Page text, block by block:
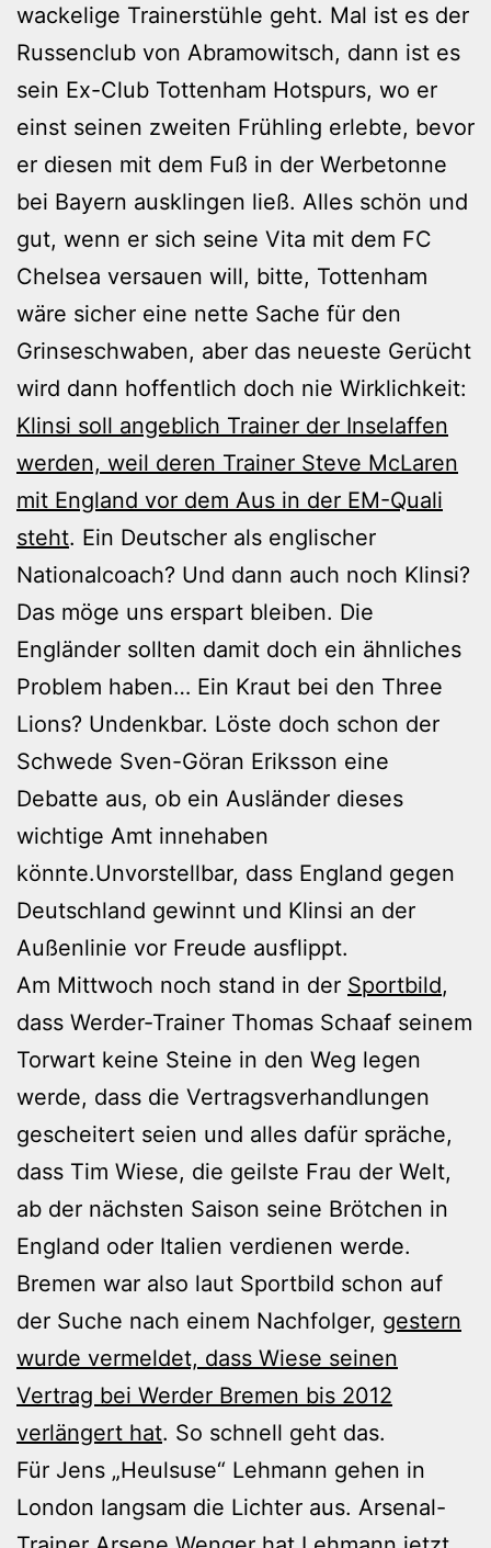
wackelige Trainerstühle geht. Mal ist es der
Russenclub von Abramowitsch, dann ist es
sein Ex-Club Tottenham Hotspurs, wo er
einst seinen zweiten Frühling erlebte, bevor
er diesen mit dem Fuß in der Werbetonne
bei Bayern ausklingen ließ. Alles schön und
gut, wenn er sich seine Vita mit dem FC
Chelsea versauen will, bitte, Tottenham
wäre sicher eine nette Sache für den
Grinseschwaben, aber das neueste Gerücht
wird dann hoffentlich doch nie Wirklichkeit:
Klinsi soll angeblich Trainer der Inselaffen
werden, weil deren Trainer Steve McLaren
mit England vor dem Aus in der EM-Quali
steht. Ein Deutscher als englischer
Nationalcoach? Und dann auch noch Klinsi?
Das möge uns erspart bleiben. Die
Engländer sollten damit doch ein ähnliches
Problem haben… Ein Kraut bei den Three
Lions? Undenkbar. Löste doch schon der
Schwede Sven-Göran Eriksson eine
Debatte aus, ob ein Ausländer dieses
wichtige Amt innehaben
könnte.Unvorstellbar, dass England gegen
Deutschland gewinnt und Klinsi an der
Außenlinie vor Freude ausflippt.
Am Mittwoch noch stand in der Sportbild,
dass Werder-Trainer Thomas Schaaf seinem
Torwart keine Steine in den Weg legen
werde, dass die Vertragsverhandlungen
gescheitert seien und alles dafür spräche,
dass Tim Wiese, die geilste Frau der Welt,
ab der nächsten Saison seine Brötchen in
England oder Italien verdienen werde.
Bremen war also laut Sportbild schon auf
der Suche nach einem Nachfolger, gestern
wurde vermeldet, dass Wiese seinen
Vertrag bei Werder Bremen bis 2012
verlängert hat. So schnell geht das.
Für Jens „Heulsuse“ Lehmann gehen in
London langsam die Lichter aus. Arsenal-